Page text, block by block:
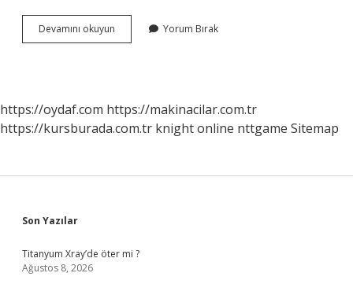
Devamını okuyun
Çiçeği
Yorum Bırak
https://oydaf.com https://makinacilar.com.tr
https://kursburada.com.tr knight online nttgame Sitemap
Sidebar
Son Yazılar
Titanyum Xray’de öter mi ?
Ağustos 8, 2026